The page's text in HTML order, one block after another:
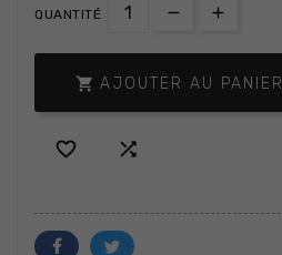
QUANTITÉ
 AJOUTER AU PANIER
 